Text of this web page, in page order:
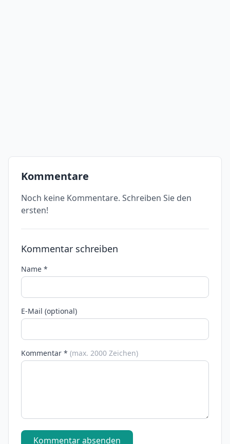
Kommentare
Noch keine Kommentare. Schreiben Sie den
ersten!
Kommentar schreiben
Name *
E-Mail (optional)
Kommentar * (max. 2000 Zeichen)
Kommentar absenden